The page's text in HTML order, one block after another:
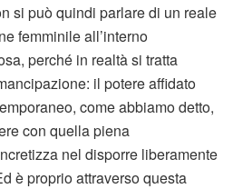
si può quindi parlare di un reale
femminile all’interno
perché in realtà si tratta
il potere affidato
come abbiamo detto,
con quella piena
nel disporre liberamente
è proprio attraverso questa